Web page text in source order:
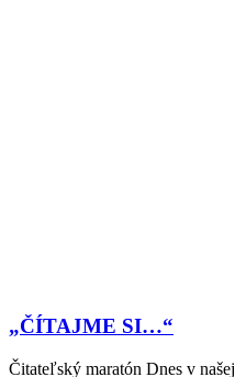
„ČÍTAJME SI…“
Čitateľský maratón Dnes v